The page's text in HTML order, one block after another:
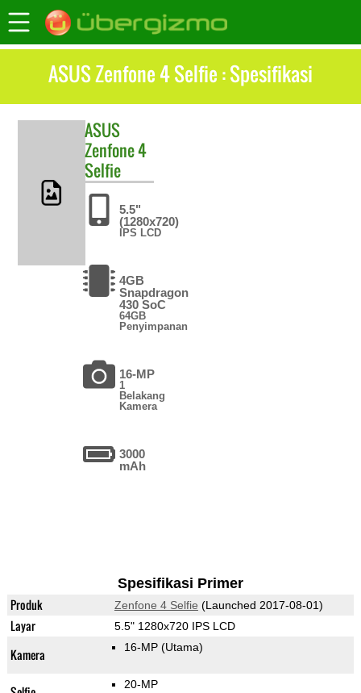
ASUS Zenfone 4 Selfie : Spesifikasi
ASUS
Zenfone 4
Selfie
5.5"
(1280x720)
IPS LCD
4GB
Snapdragon
430 SoC
64GB
Penyimpanan
16-MP
1
Belakang
Kamera
3000
mAh
Spesifikasi Primer
Produk Zenfone 4 Selfie (Launched 2017-08-01)
Layar 5.5" 1280x720 IPS LCD
Kamera 16-MP (Utama)
20-MP